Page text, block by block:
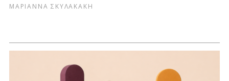
ΜΑΡΙΑΝΝΑ ΣΚΥΛΑΚΑΚΗ